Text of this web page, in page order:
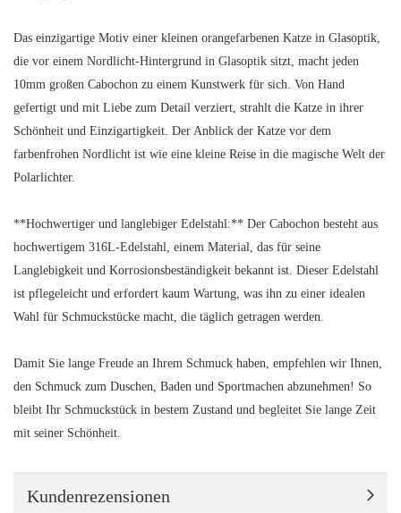
Das einzigartige Motiv einer kleinen orangefarbenen Katze in Glasoptik,
die vor einem Nordlicht-Hintergrund in Glasoptik sitzt, macht jeden
10mm großen Cabochon zu einem Kunstwerk für sich. Von Hand
gefertigt und mit Liebe zum Detail verziert, strahlt die Katze in ihrer
Schönheit und Einzigartigkeit. Der Anblick der Katze vor dem
farbenfrohen Nordlicht ist wie eine kleine Reise in die magische Welt der
Polarlichter.
**Hochwertiger und langlebiger Edelstahl:** Der Cabochon besteht aus
hochwertigem 316L-Edelstahl, einem Material, das für seine
Langlebigkeit und Korrosionsbeständigkeit bekannt ist. Dieser Edelstahl
ist pflegeleicht und erfordert kaum Wartung, was ihn zu einer idealen
Wahl für Schmuckstücke macht, die täglich getragen werden.
Damit Sie lange Freude an Ihrem Schmuck haben, empfehlen wir Ihnen,
den Schmuck zum Duschen, Baden und Sportmachen abzunehmen! So
bleibt Ihr Schmuckstück in bestem Zustand und begleitet Sie lange Zeit
mit seiner Schönheit.
Kundenrezensionen